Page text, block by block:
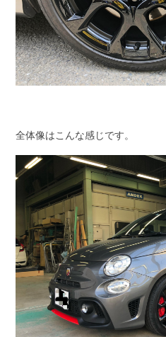
全体像はこんな感じです。